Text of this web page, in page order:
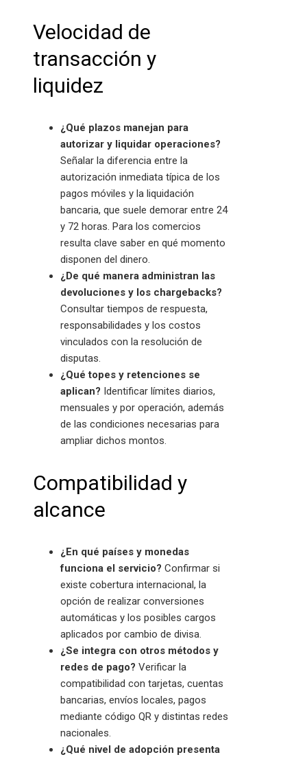
Velocidad de
transacción y
liquidez
¿Qué plazos manejan para
autorizar y liquidar operaciones?
Señalar la diferencia entre la
autorización inmediata típica de los
pagos móviles y la liquidación
bancaria, que suele demorar entre 24
y 72 horas. Para los comercios
resulta clave saber en qué momento
disponen del dinero.
¿De qué manera administran las
devoluciones y los chargebacks?
Consultar tiempos de respuesta,
responsabilidades y los costos
vinculados con la resolución de
disputas.
¿Qué topes y retenciones se
aplican? Identificar límites diarios,
mensuales y por operación, además
de las condiciones necesarias para
ampliar dichos montos.
Compatibilidad y
alcance
¿En qué países y monedas
funciona el servicio? Confirmar si
existe cobertura internacional, la
opción de realizar conversiones
automáticas y los posibles cargos
aplicados por cambio de divisa.
¿Se integra con otros métodos y
redes de pago? Verificar la
compatibilidad con tarjetas, cuentas
bancarias, envíos locales, pagos
mediante código QR y distintas redes
nacionales.
¿Qué nivel de adopción presenta